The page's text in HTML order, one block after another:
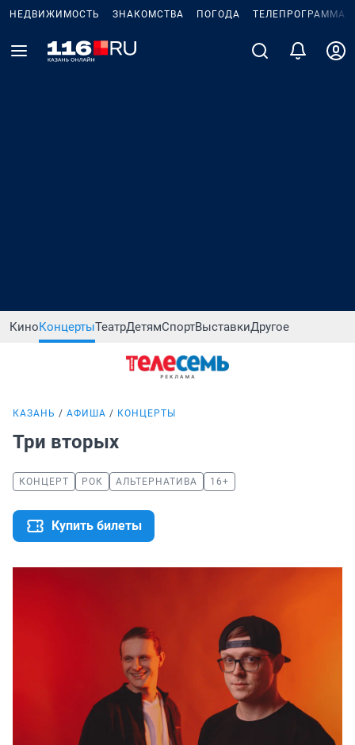
НЕДВИЖИМОСТЬ ЗНАКОМСТВА ПОГОДА ТЕЛЕПРОГРАММА
КиноКонцертыТеатрДетямСпортВыставкиДругое
КАЗАНЬ АФИША КОНЦЕРТЫ
Три вторых
КОНЦЕРТ РОК АЛЬТЕРНАТИВА 16+
Купить билеты